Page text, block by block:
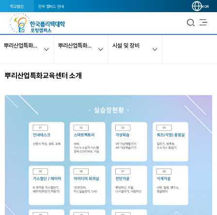
학교법인 전국 캠퍼스 안내 KOR
뿌리산업특화교육센터 뿌리산업특화교육센터 소개 시설 및 장비
뿌리산업특화교육센터 소개